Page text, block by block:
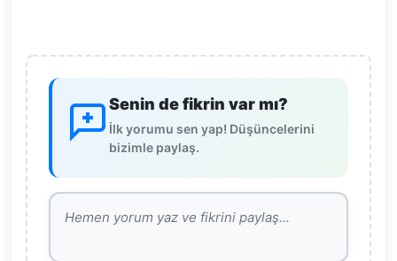
Senin de fikrin var mı?
İlk yorumu sen yap! Düşüncelerini
bizimle paylaş.